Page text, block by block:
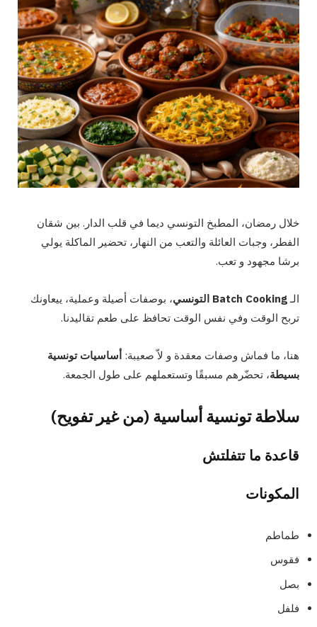
خلال رمضان، المطبخ التونسي ديما في قلب الدار. بين شقان
الفطر، وجبات العائلة والتعب من النهار، تحضير الماكلة يولي
برشا مجهود و تعب.
الـBatch Cooking التونسي
، بوصفات أصيلة وعملية، ييعاونك
تربح الوقت وفي نفس الوقت تحافظ على طعم تقاليدنا.
هنا، ما فماش وصفات معقدة و لاّ صعيبة: أساسيات تونسية
بسيطة، تحضّرهم مسبقًا وتستعملهم على طول الجمعة.
سلاطة تونسية أساسية (من غير تفويح)
قاعدة ما تتفلتش
المكونات
طماطم
فقوس
بصل
فلفل